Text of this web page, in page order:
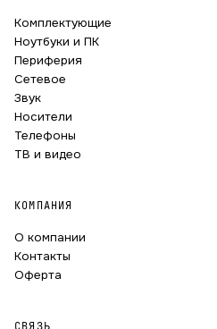
Комплектующие
Ноутбуки и ПК
Периферия
Сетевое
Звук
Носители
Телефоны
ТВ и видео
КОМПАНИЯ
О компании
Контакты
Оферта